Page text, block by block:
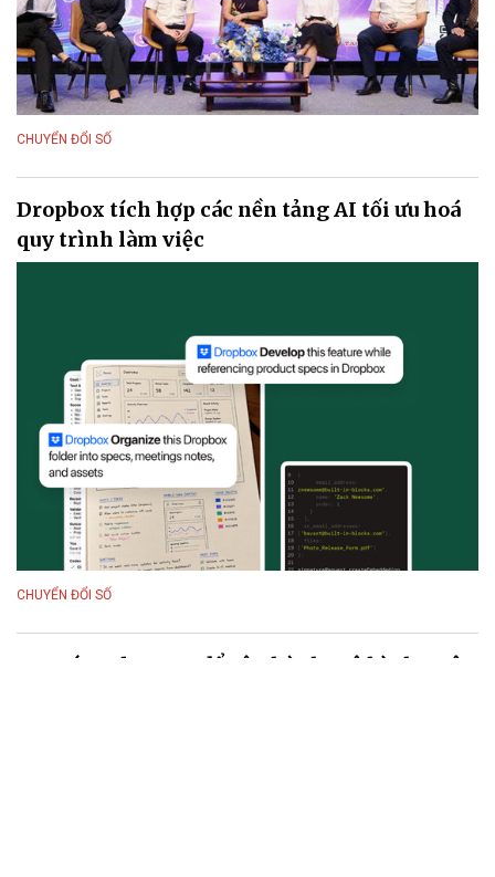
CHUYỂN ĐỔI SỐ
Dropbox tích hợp các nền tảng AI tối ưu hoá
quy trình làm việc
CHUYỂN ĐỔI SỐ
MSB ứng dụng AI để vận hành mô hình ngân